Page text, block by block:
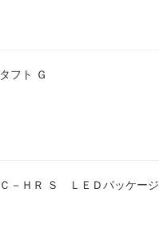
タフト Ｇ
Ｃ－ＨＲ Ｓ ＬＥＤパッケージ